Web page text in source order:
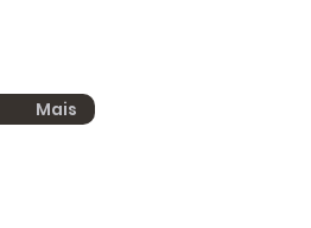
Mais